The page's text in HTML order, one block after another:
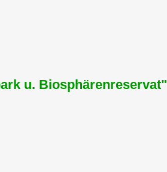
u. Biosphärenreservat"